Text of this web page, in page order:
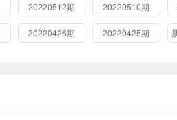
20220512期 20220510期
20220426期 20220425期